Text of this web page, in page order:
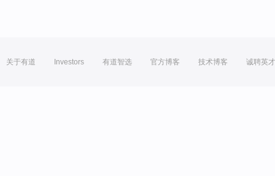
关于有道 Investors 有道智选 官方博客 技术博客 诚聘英才